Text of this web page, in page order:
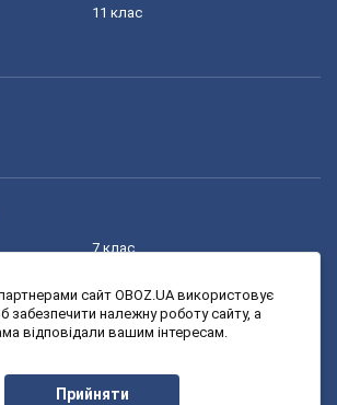
11 клас
7 клас
9 клас
сайт OBOZ.UA використовує
забезпечити належну роботу сайту, а
відповідали вашим інтересам.
Прийняти